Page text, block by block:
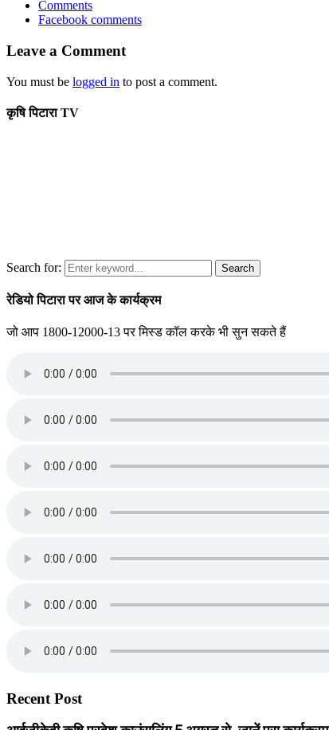
Comments
Facebook comments
Leave a Comment
You must be logged in to post a comment.
कृषि पिटारा TV
Search for: Search
रेडियो पिटारा पर आज के कार्यक्रम
जो आप 1800-12000-13 पर मिस्ड कॉल करके भी सुन सकते हैं
Recent Post